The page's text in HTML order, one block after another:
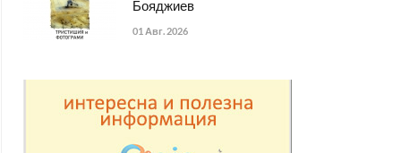
Бояджиев
01 Авг. 2026